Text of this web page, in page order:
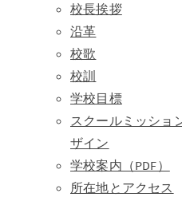
校長挨拶
沿革
校歌
校訓
学校目標
スクールミッショ
ザイン
学校案内（PDF）
所在地とアクセス